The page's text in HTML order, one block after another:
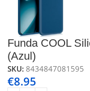
Funda COOL
(Azul)
SKU:8434847081595
€8.95